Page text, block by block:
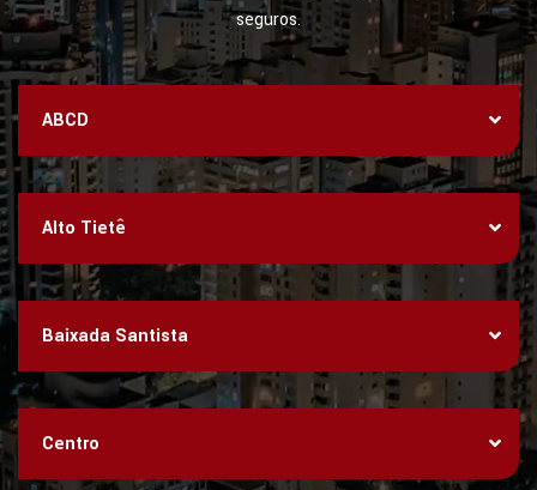
seguros.
ABCD
Alto Tietê
Baixada Santista
Centro